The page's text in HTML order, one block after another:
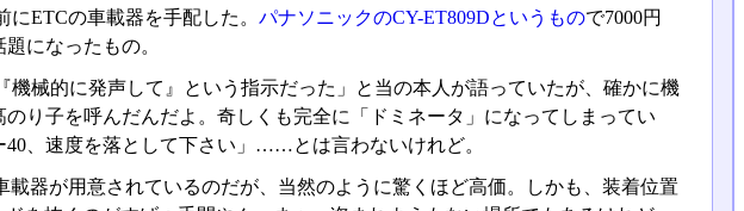
ETCの車載器を手配した。 パナソニックのCY-ET809Dというもので7000円
になったもの。
機械的に発声して』という指示だった」と当の本人が語っていたが、確かに機
り子を呼んだんだよ。奇しくも完全に「ドミネータ」になってしまってい
、速度を落として下さい」……とは言わないけれど。
載器が用意されているのだが、当然のように驚くほど高価。しかも、装着位置